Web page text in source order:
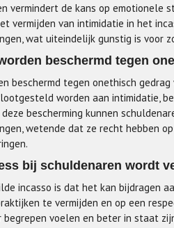
vermindert de kans op emotionele
vermijden van intimidatie in het
wat uiteindelijk gunstig is voor
beschermd tegen
beschermd tegen onethisch
worden aan intimidatie,
deze bescherming kunnen
wetende dat ze recht hebben
bij schuldenaren wordt
incasso is dat het kan bijdragen
te vermijden en op een
begrepen voelen en beter in staat